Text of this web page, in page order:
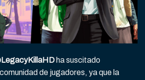
ha suscitado
de jugadores, ya que la